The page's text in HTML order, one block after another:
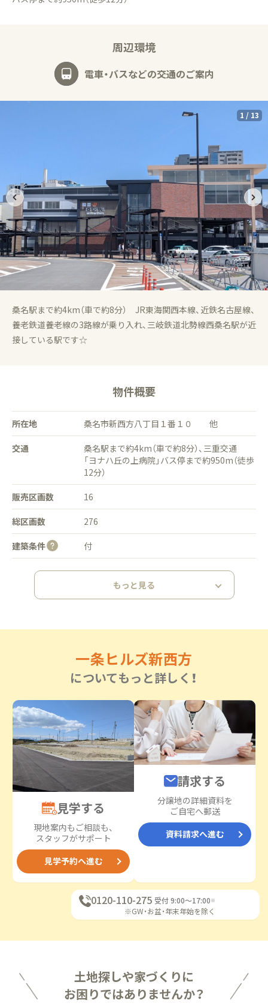
周辺環境
電車・バスなどの交通のご案内
桑名駅まで約4km（車で約8分） JR東海関西本線、近鉄名古屋線、
養老鉄道養老線の3路線が乗り入れ、三岐鉄道北勢線西桑名駅が近
接している駅です☆
1 / 13
物件概要
所在地 桑名市新西方八丁目１番１０ 他
交通
桑名駅まで約4km（車で約8分）、三重交通
「ヨナハ丘の上病院」バス停まで約950m（徒歩
12分）
販売区画数 16
総区画数 276
建築条件 付
もっと見る
一条ヒルズ新西方
についてもっと詳しく！
見学する
現地案内もご相談も、
スタッフがサポート
見学予約へ進む
請求する
分譲地の詳細資料を
ご自宅へ郵送
資料請求へ進む
0120-110-275 受付 9:00〜17:00※
※GW・お盆・年末年始を除く
土地探しや家づくりに
お困りではありませんか？